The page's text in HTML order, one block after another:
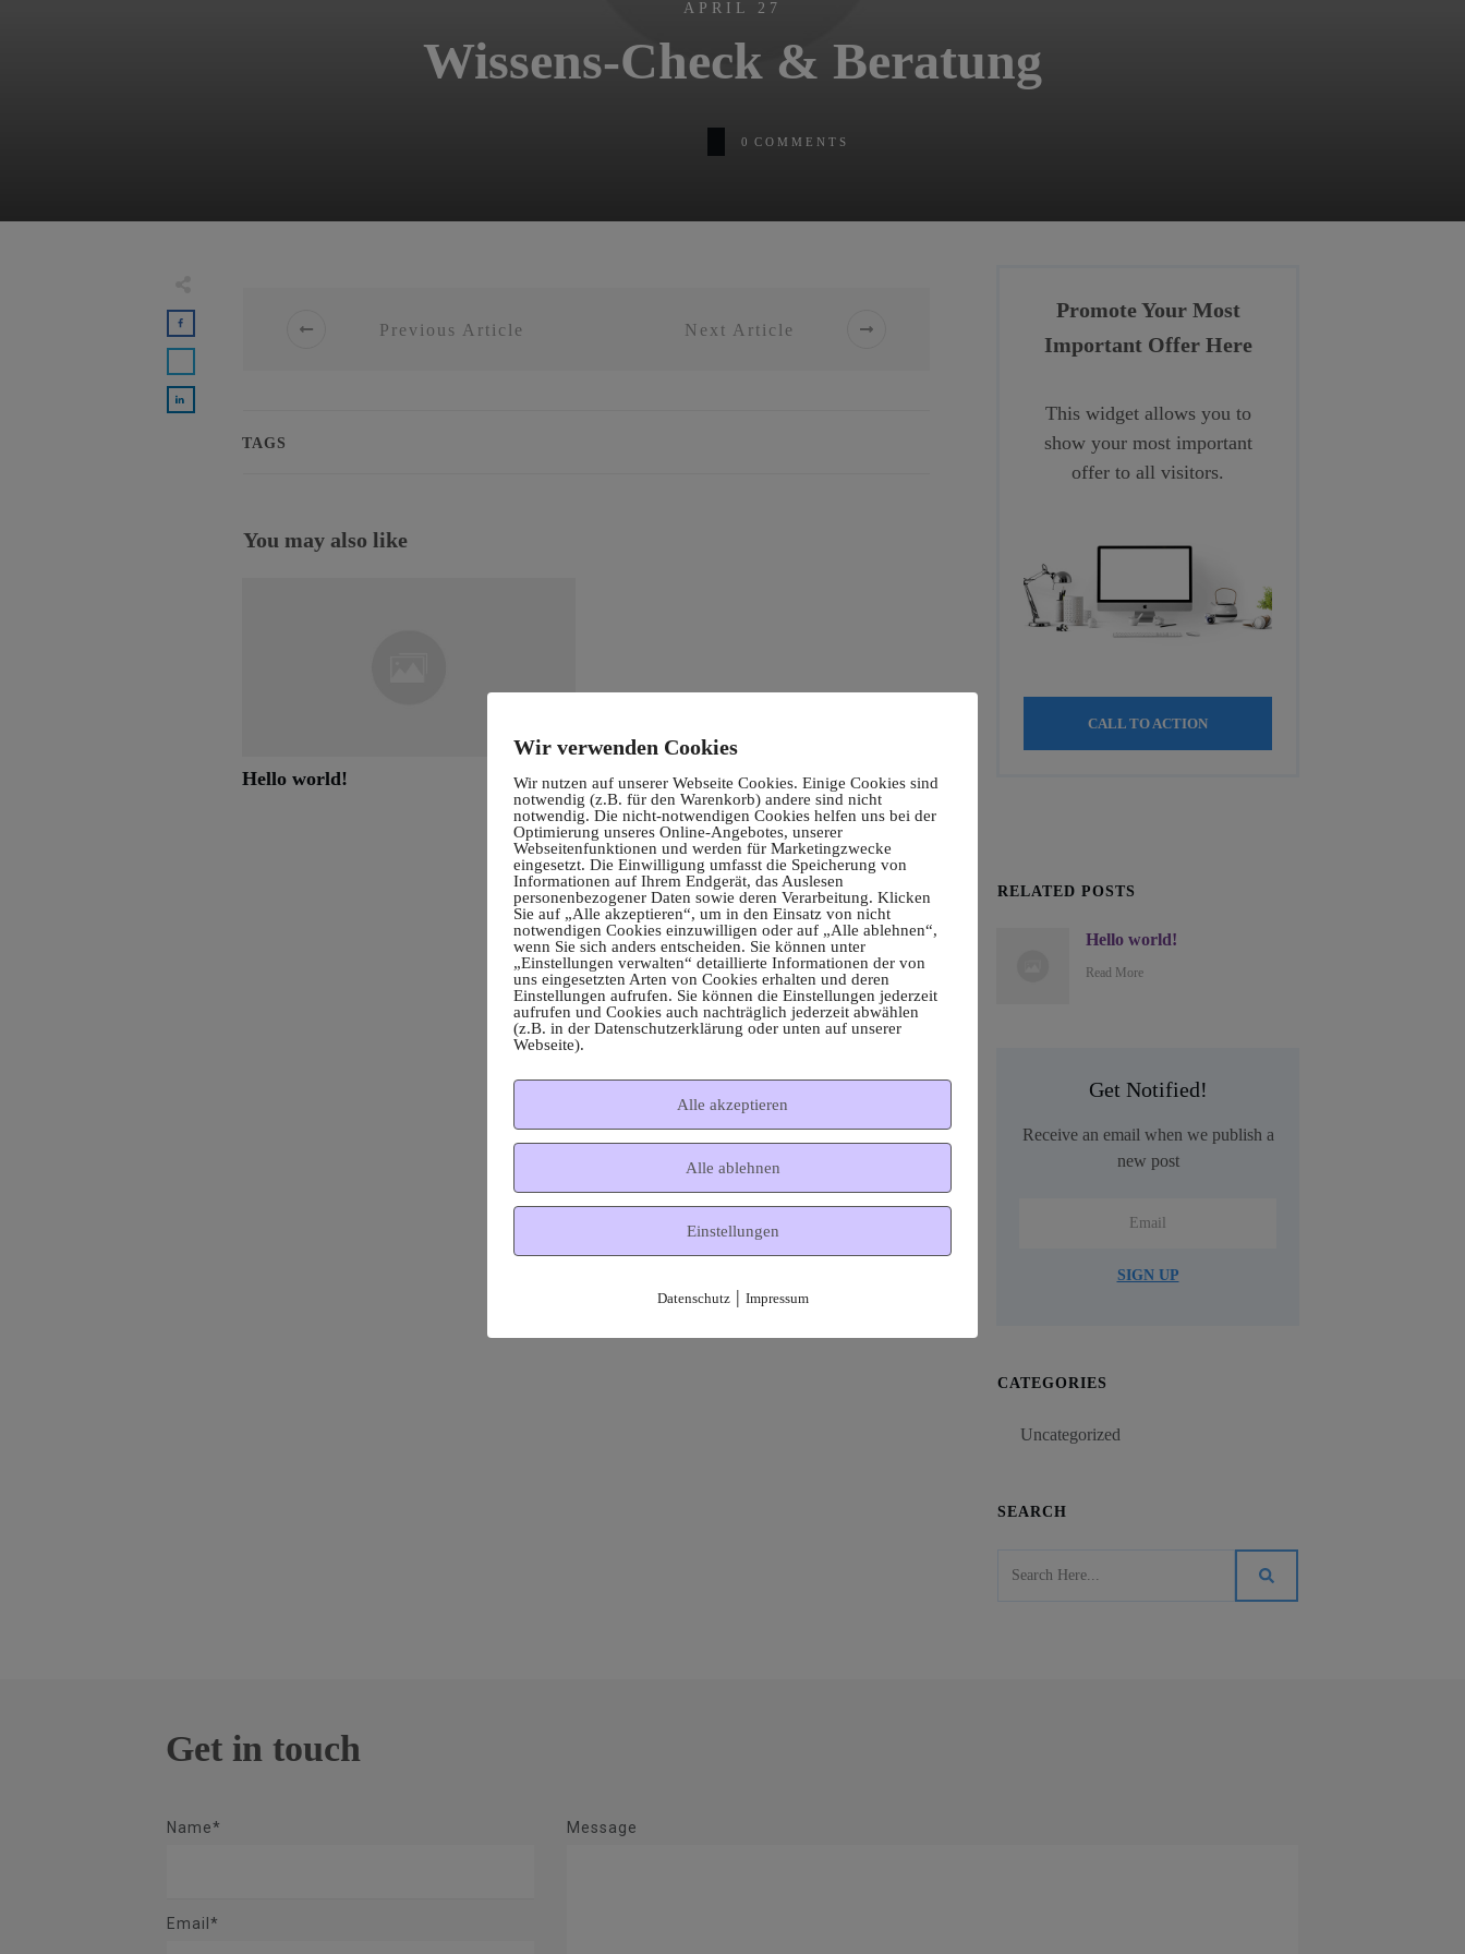
APRIL 27
Wissens-Check & Beratung
0 COMMENTS
Previous Article Next Article
TAGS
You may also like
Hello world!
Promote Your Most
Important Offer Here
This widget allows you to
show your most important
offer to all visitors.
CALL TO ACTION
RELATED POSTS
Hello world!
Read More
Get Notified!
Receive an email when we publish a
new post
SIGN UP
CATEGORIES
Uncategorized
SEARCH
Get in touch
Name*
Email*
Message
Wir verwenden Cookies
Wir nutzen auf unserer Webseite Cookies. Einige Cookies sind
notwendig (z.B. für den Warenkorb) andere sind nicht
notwendig. Die nicht-notwendigen Cookies helfen uns bei der
Optimierung unseres Online-Angebotes, unserer
Webseitenfunktionen und werden für Marketingzwecke
eingesetzt. Die Einwilligung umfasst die Speicherung von
Informationen auf Ihrem Endgerät, das Auslesen
personenbezogener Daten sowie deren Verarbeitung. Klicken
Sie auf „Alle akzeptieren“, um in den Einsatz von nicht
notwendigen Cookies einzuwilligen oder auf „Alle ablehnen“,
wenn Sie sich anders entscheiden. Sie können unter
„Einstellungen verwalten“ detaillierte Informationen der von
uns eingesetzten Arten von Cookies erhalten und deren
Einstellungen aufrufen. Sie können die Einstellungen jederzeit
aufrufen und Cookies auch nachträglich jederzeit abwählen
(z.B. in der Datenschutzerklärung oder unten auf unserer
Webseite).
Alle akzeptieren
Alle ablehnen
Einstellungen
Datenschutz| Impressum